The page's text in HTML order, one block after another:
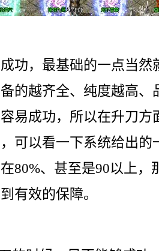
功，最基础的一点当然
的越齐全、纯度越高、
易成功，所以在升刀方
可以看一下系统给出的
80%、甚至是90以上，
有效的保障。